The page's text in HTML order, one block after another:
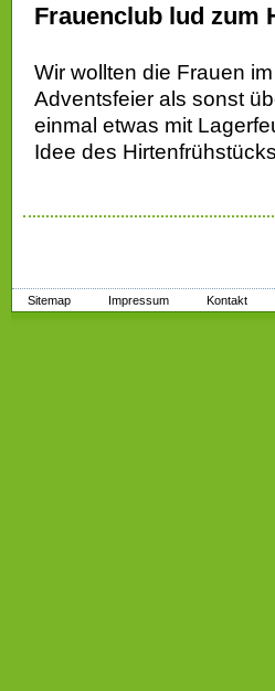
Frauenclub lud zum
Wir wollten die Frauen
Adventsfeier als sonst
einmal etwas mit
Idee des
Sitemap Impressum Kontakt